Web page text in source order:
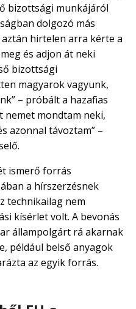
bizottsági munkájáról
dolgozó más
hirtelen arra kérte a
és adjon át neki
bizottsági
magyarok vagyunk,
– próbált a hazafias
nemet mondtam neki,
azonnal távoztam” –
ismerő forrás
a hírszerzésnek
technikailag nem
kísérlet volt. A bevonás
állampolgárt rá akarnak
például belső anyagok
az egyik forrás.